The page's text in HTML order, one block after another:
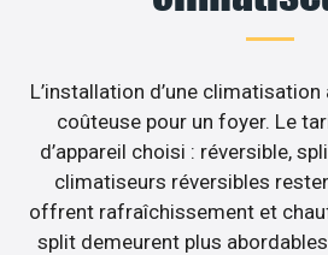
L’installation d’une
coûteuse pour un foyer. Le
d’appareil choisi : réversible,
climatiseurs réversibles
offrent rafraîchissement et
split demeurent plus